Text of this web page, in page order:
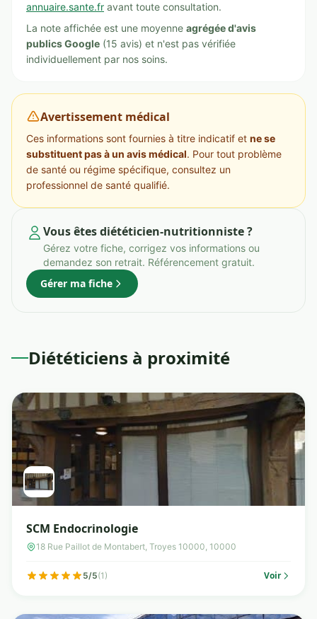
annuaire.sante.fr avant toute consultation.
La note affichée est une moyenne agrégée d'avis
publics Google (15 avis) et n'est pas vérifiée
individuellement par nos soins.
Avertissement médical
Ces informations sont fournies à titre indicatif et ne se
substituent pas à un avis médical. Pour tout problème
de santé ou régime spécifique, consultez un
professionnel de santé qualifié.
Vous êtes diététicien-nutritionniste ?
Gérez votre fiche, corrigez vos informations ou
demandez son retrait. Référencement gratuit.
Gérer ma fiche
Diététiciens à proximité
SCM Endocrinologie
18 Rue Paillot de Montabert, Troyes 10000, 10000
5/5(1) Voir